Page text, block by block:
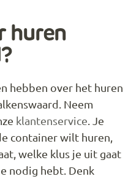
huren
hebben over het huren
Neem
klantenservice . Je
container wilt huren,
welke klus je uit gaat
nodig hebt. Denk